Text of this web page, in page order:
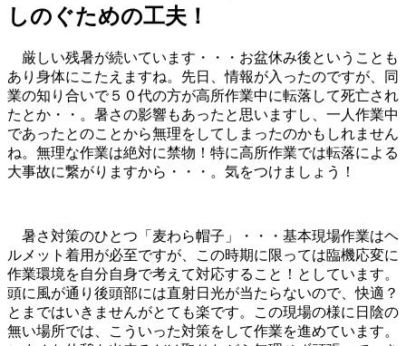
しのぐための工夫！
厳しい残暑が続いています・・・お盆休み後ということも
あり身体にこたえますね。先日、情報が入ったのですが、同
業の知り合いで５０代の方が高所作業中に転落して死亡され
たとか・・。暑さの影響もあったと思いますし、一人作業中
であったとのことから無理をしてしまったのかもしれません
ね。無理な作業は絶対に禁物！特に高所作業では転落による
大事故に繋がりますから・・・。気をつけましょう！
暑さ対策のひとつ「麦わら帽子」・・・基本現場作業はヘ
ルメット着用が必至ですが、この時期に限っては臨機応変に
作業環境を自分自身で考えて対応すること！としています。
頭に風が通り後頭部には直射日光が当たらないので、快適？
とまではいきませんがとても楽です。この現場の様に日陰の
無い場所では、こういった対策をして作業を進めています。